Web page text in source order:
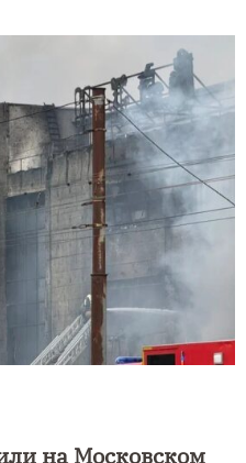
на Московском